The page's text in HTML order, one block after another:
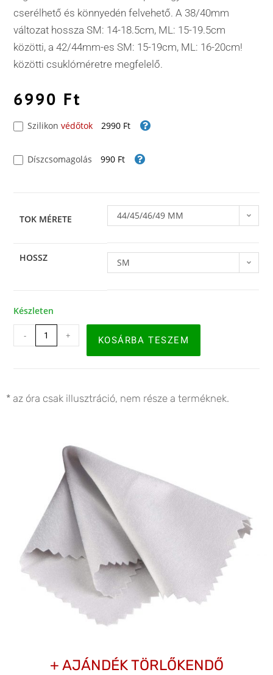
cserélhető és könnyedén felvehető. A 38/40mm
változat hossza SM: 14-18.5cm, ML: 15-19.5cm
közötti, a 42/44mm-es SM: 15-19cm, ML: 16-20cm!
közötti csuklóméretre megfelelő.
6990 Ft
Szilikonvédőtok 2990 Ft
Díszcsomagolás 990 Ft
TOK MÉRETE 44/45/46/49 MM
HOSSZ SM
Készleten
- + KOSÁRBA TESZEM
* az óra csak illusztráció, nem része a terméknek.
+ AJÁNDÉK TÖRLŐKENDŐ